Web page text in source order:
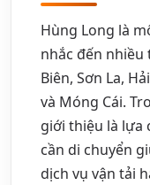
Hùng Long là
nhắc đến
Biên, Sơn La,
và Móng Cái.
giới thiệu là lựa
cần di chuyển
dịch vụ vận tải